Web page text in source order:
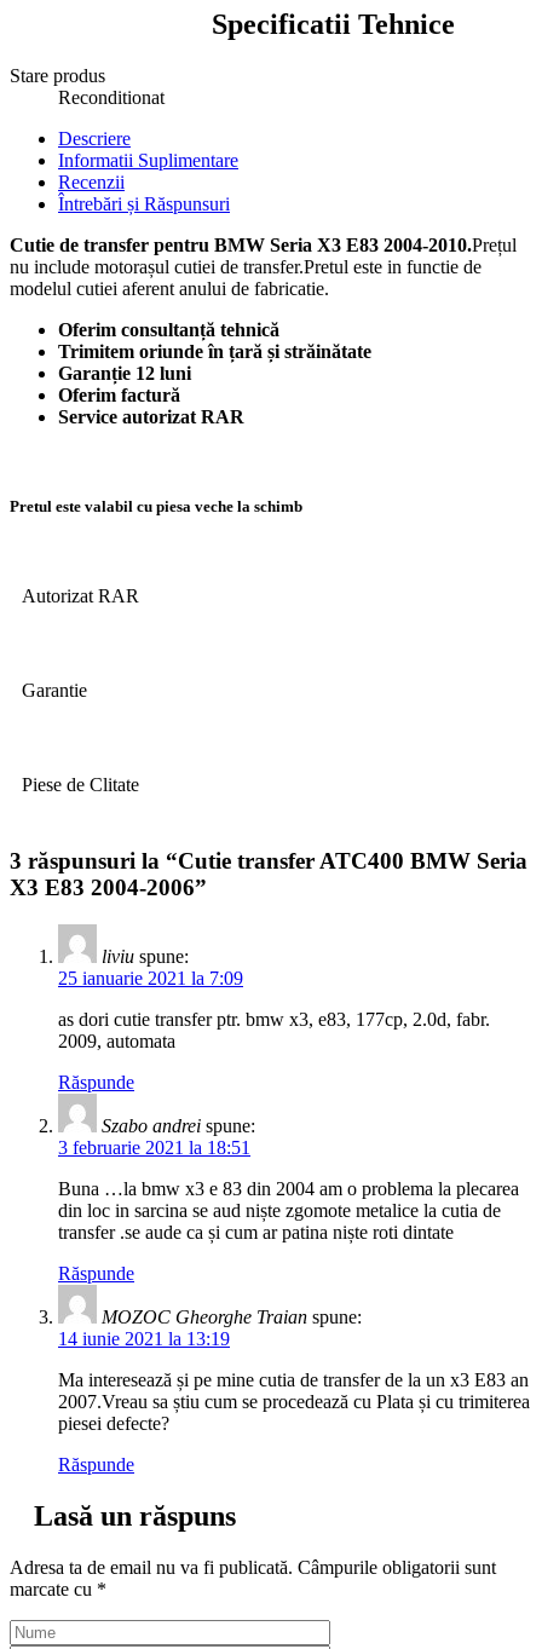
Specificatii Tehnice
Stare produs
Reconditionat
Descriere
Informatii Suplimentare
Recenzii
Întrebări și Răspunsuri
Cutie de transfer pentru BMW Seria X3 E83 2004-2010.Prețul
nu include motorașul cutiei de transfer.Pretul este in functie de
modelul cutiei aferent anului de fabricatie.
Oferim consultanță tehnică
Trimitem oriunde în țară și străinătate
Garanție 12 luni
Oferim factură
Service autorizat RAR
Pretul este valabil cu piesa veche la schimb
Autorizat RAR
Garantie
Piese de Clitate
3 răspunsuri la “Cutie transfer ATC400 BMW Seria
X3 E83 2004-2006”
liviu spune:
25 ianuarie 2021 la 7:09
as dori cutie transfer ptr. bmw x3, e83, 177cp, 2.0d, fabr.
2009, automata
Răspunde
Szabo andrei spune:
3 februarie 2021 la 18:51
Buna …la bmw x3 e 83 din 2004 am o problema la plecarea
din loc in sarcina se aud niște zgomote metalice la cutia de
transfer .se aude ca și cum ar patina niște roti dintate
Răspunde
MOZOC Gheorghe Traian spune:
14 iunie 2021 la 13:19
Ma interesează și pe mine cutia de transfer de la un x3 E83 an
2007.Vreau sa știu cum se procedează cu Plata și cu trimiterea
piesei defecte?
Răspunde
Lasă un răspuns
Adresa ta de email nu va fi publicată. Câmpurile obligatorii sunt
marcate cu *